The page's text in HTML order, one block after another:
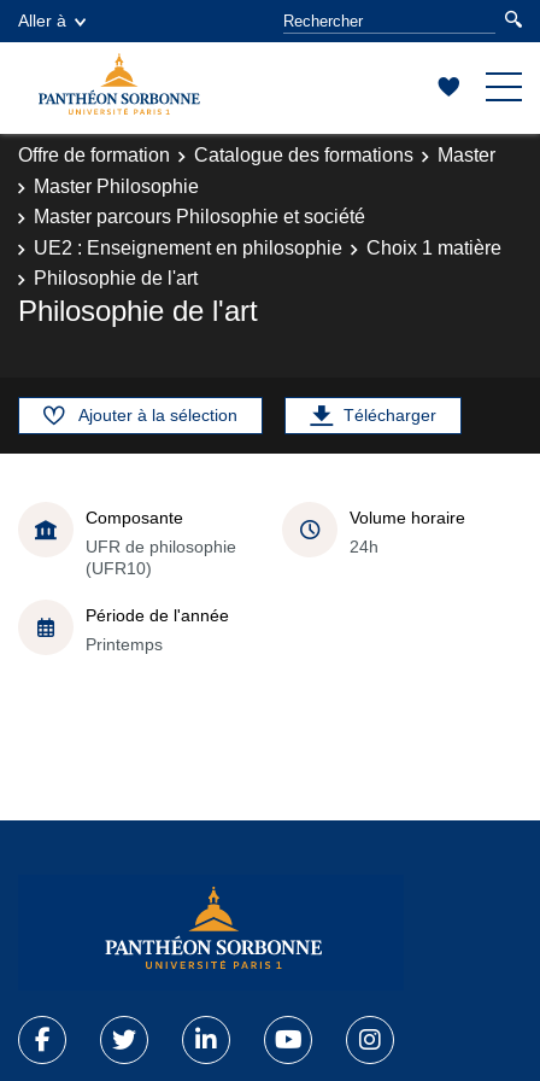
Aller à
Offre de formation Catalogue des formations
Master
Master Philosophie
Master parcours Philosophie et société
UE2 : Enseignement en philosophie
Choix 1 matière
Philosophie de l'art
Philosophie de l'art
Ajouter à la sélection Télécharger
Composante
UFR de philosophie
(UFR10)
Volume horaire
24h
Période de l'année
Printemps